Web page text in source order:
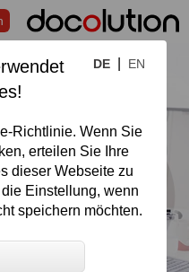
DE EN
Richtlinie. Wenn Sie
erteilen Sie Ihre
dieser Webseite zu
Einstellung, wenn
speichern möchten.